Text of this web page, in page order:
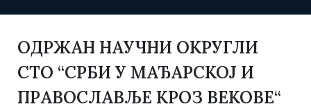
ОДРЖАН НАУЧНИ ОКРУГЛИ
СТО “СРБИ У МАЂАРСКОЈ И
ПРАВОСЛАВЉЕ КРОЗ ВЕКОВЕ“